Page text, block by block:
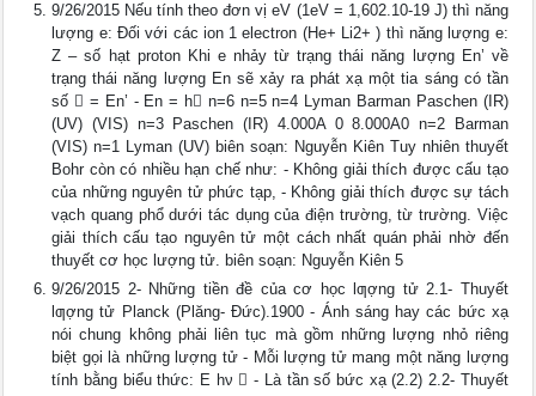
9/26/2015 Nếu tính theo đơn vị eV (1eV = 1,602.10-19 J) thì năng
lượng e: Đối với các ion 1 electron (He+ Li2+ ) thì năng lượng e:
Z – số hạt proton Khi e nhảy từ trạng thái năng lượng En’ về
trạng thái năng lượng En sẽ xảy ra phát xạ một tia sáng có tần
số  = En’ - En = h n=6 n=5 n=4 Lyman Barman Paschen (IR)
(UV) (VIS) n=3 Paschen (IR) 4.000A 0 8.000A0 n=2 Barman
(VIS) n=1 Lyman (UV) biên soạn: Nguyễn Kiên Tuy nhiên thuyết
Bohr còn có nhiều hạn chế như: - Không giải thích được cấu tạo
của những nguyên tử phức tạp, - Không giải thích được sự tách
vạch quang phổ dưới tác dụng của điện trường, từ trường. Việc
giải thích cấu tạo nguyên tử một cách nhất quán phải nhờ đến
thuyết cơ học lượng tử. biên soạn: Nguyễn Kiên 5
9/26/2015 2- Những tiền đề của cơ học lƣợng tử 2.1- Thuyết
lƣợng tử Planck (Plăng- Đức).1900 - Ánh sáng hay các bức xạ
nói chung không phải liên tục mà gồm những lượng nhỏ riêng
biệt gọi là những lượng tử - Mỗi lượng tử mang một năng lượng
tính bằng biểu thức: E hν  - Là tần số bức xạ (2.2) 2.2- Thuyết